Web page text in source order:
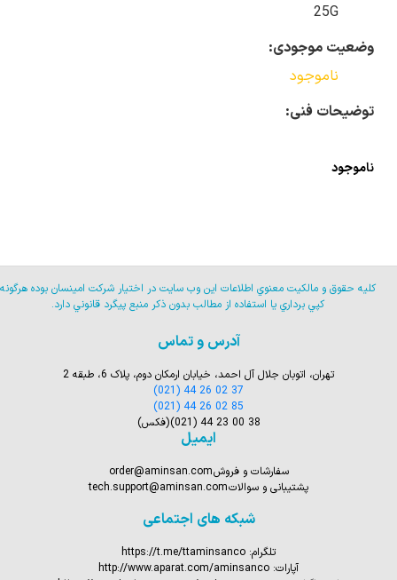
25G
وضعیت موجودی:
ناموجود
توضیحات فنی:
ناموجود
كليه حقوق و مالكيت معنوي اطلاعات اين وب سايت در اختيار شركت امينسان بوده هرگونه
كپي برداري يا استفاده از مطالب بدون ذكر منبع پيگرد قانوني دارد.
آدرس و تماس
تهران، اتوبان جلال آل احمد، خیابان ارمکان دوم، پلاک 6، طبقه 2
(021) 44 26 02 37
(021) 44 26 02 85
(021) 44 23 00 38(فکس)
ایمیل
سفارشات و فروشorder@aminsan.com
پشتیبانی و سوالاتtech.support@aminsan.com
شبکه های اجتماعی
تلگرام:https://t.me/ttaminsanco
آپارات:http://www.aparat.com/aminsanco